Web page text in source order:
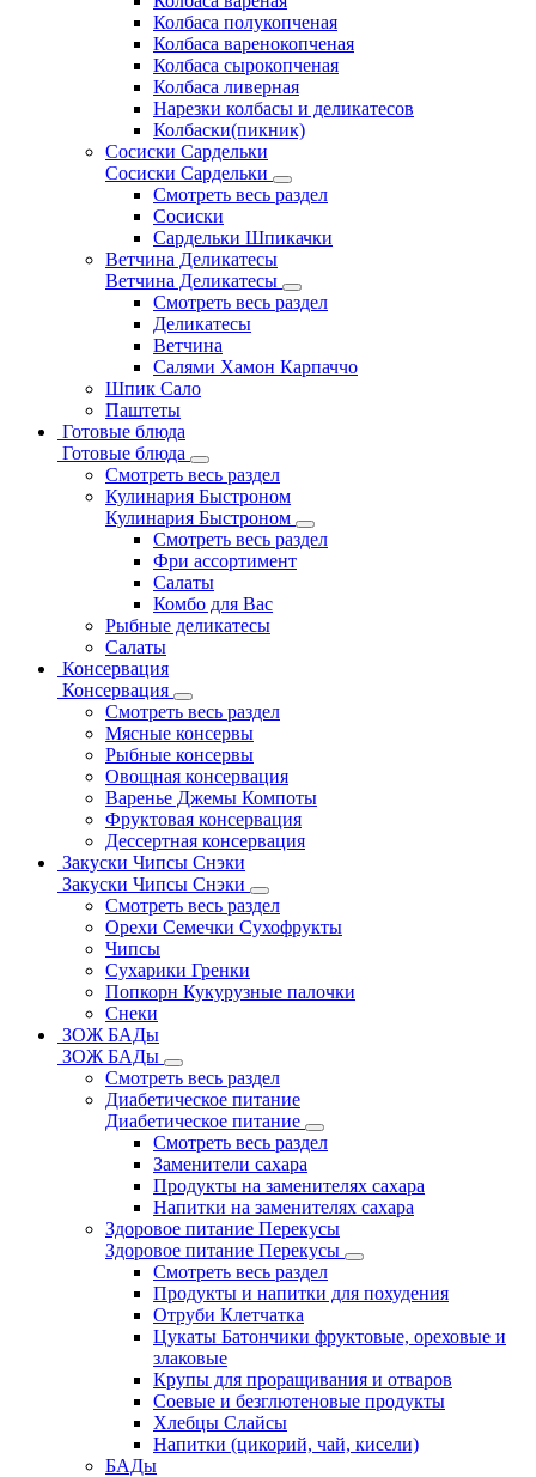
Колбаса полукопченая
Колбаса варенокопченая
Колбаса сырокопченая
Колбаса ливерная
Нарезки колбасы и деликатесов
Колбаски(пикник)
Сосиски Сардельки
Сосиски Сардельки
Смотреть весь раздел
Сосиски
Сардельки Шпикачки
Ветчина Деликатесы
Ветчина Деликатесы
Смотреть весь раздел
Деликатесы
Ветчина
Салями Хамон Карпаччо
Шпик Сало
Паштеты
Готовые блюда
Готовые блюда
Смотреть весь раздел
Кулинария Быстроном
Кулинария Быстроном
Смотреть весь раздел
Фри ассортимент
Салаты
Комбо для Вас
Рыбные деликатесы
Салаты
Консервация
Консервация
Смотреть весь раздел
Мясные консервы
Рыбные консервы
Овощная консервация
Варенье Джемы Компоты
Фруктовая консервация
Дессертная консервация
Закуски Чипсы Снэки
Закуски Чипсы Снэки
Смотреть весь раздел
Орехи Семечки Сухофрукты
Чипсы
Сухарики Гренки
Попкорн Кукурузные палочки
Снеки
ЗОЖ БАДы
ЗОЖ БАДы
Смотреть весь раздел
Диабетическое питание
Диабетическое питание
Смотреть весь раздел
Заменители сахара
Продукты на заменителях сахара
Напитки на заменителях сахара
Здоровое питание Перекусы
Здоровое питание Перекусы
Смотреть весь раздел
Продукты и напитки для похудения
Отруби Клетчатка
Цукаты Батончики фруктовые, ореховые и
злаковые
Крупы для проращивания и отваров
Соевые и безглютеновые продукты
Хлебцы Слайсы
Напитки (цикорий, чай, кисели)
БАДы